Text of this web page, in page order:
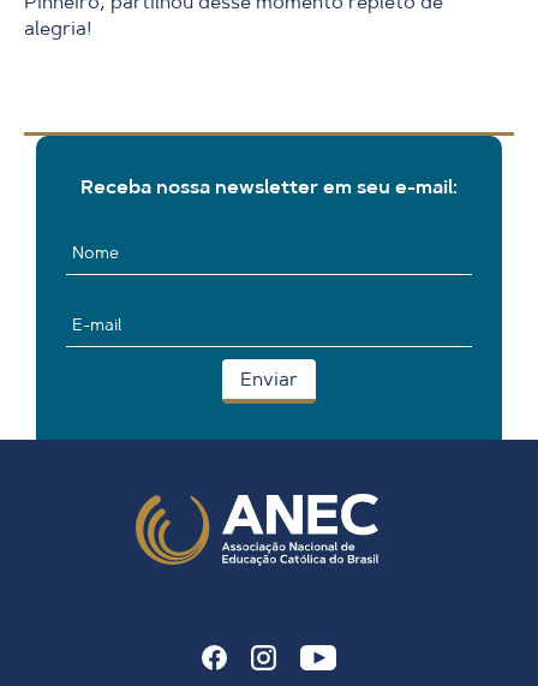
alegria!
Receba nossa newsletter em seu e-mail: